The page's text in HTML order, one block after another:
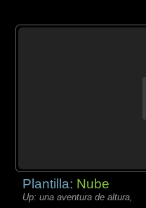
Plantilla: Nube
Up: una aventura de altura,